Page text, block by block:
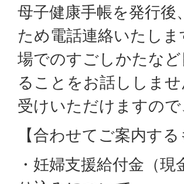
母子健康手帳を発行後
ため電話連絡いたし
場でのすごしかたな
ることをお話ししま
受けいただけますの
【合わせてご案内する
・妊婦支援給付金（